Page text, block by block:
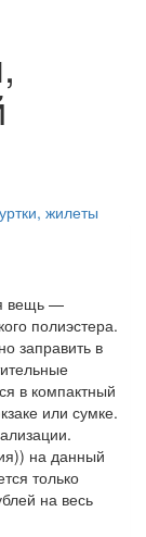
жилеты
вещь —
полиэстера.
заправить в
в компактный
или сумке.
на данный
только
на весь